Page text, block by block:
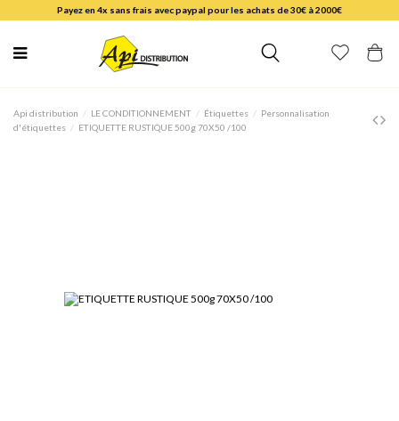
Payez en 4x sans frais avec paypal pour les achats de 30€ à 2000€
Api distribution LE CONDITIONNEMENT Étiquettes
Personnalisation
d'étiquettes
ETIQUETTE RUSTIQUE 500g 70X50 /100